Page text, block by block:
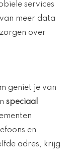
services
meer data
over
geniet je van
speciaal
en
adres, krijg